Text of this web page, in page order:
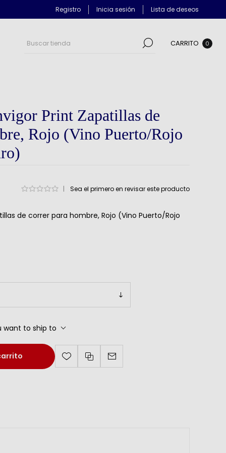
Registro Inicia sesión Lista de deseos
CARRITO 0
Print Zapatillas de
Rojo (Vino Puerto/Rojo
| Sea el primero en revisar este producto
de correr para hombre, Rojo (Vino Puerto/Rojo
want to ship to